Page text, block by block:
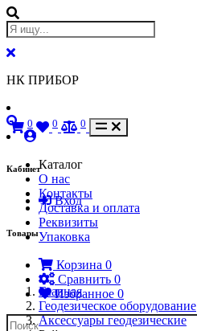
НК ПРИБОР
Кабинет
Вход
Товары
Корзина 0
Сравнить 0
Избранное 0
0 0 0
Каталог
О нас
Контакты
Доставка и оплата
Реквизиты
Упаковка
Главная
Геодезическое оборудование
Аксессуары геодезические